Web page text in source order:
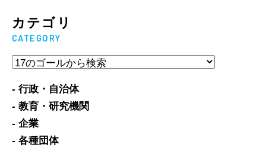
カテゴリ
CATEGORY
- 行政・自治体
- 教育・研究機関
- 企業
- 各種団体